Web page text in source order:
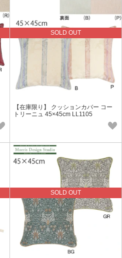
SOLD OUT
【在庫限り】 クッションカバー コー
トリーニュ 45×45cm LL1105
SOLD OUT